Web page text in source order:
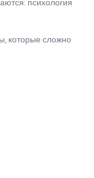
психология
которые сложно